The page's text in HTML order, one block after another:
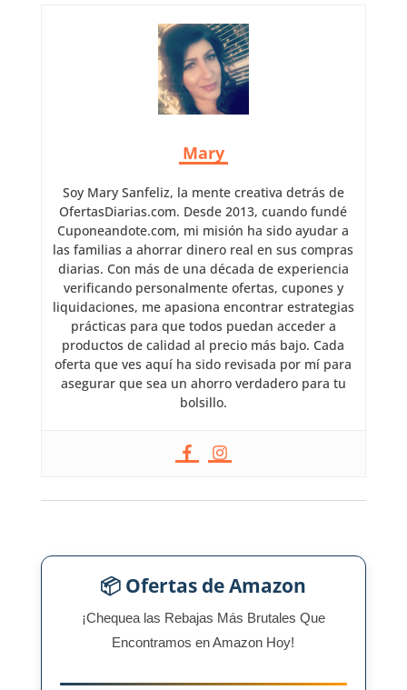
Mary
Soy Mary Sanfeliz, la mente creativa detrás de
OfertasDiarias.com. Desde 2013, cuando fundé
Cuponeandote.com, mi misión ha sido ayudar a
las familias a ahorrar dinero real en sus compras
diarias. Con más de una década de experiencia
verificando personalmente ofertas, cupones y
liquidaciones, me apasiona encontrar estrategias
prácticas para que todos puedan acceder a
productos de calidad al precio más bajo. Cada
oferta que ves aquí ha sido revisada por mí para
asegurar que sea un ahorro verdadero para tu
bolsillo.
📦 Ofertas de Amazon
¡Chequea las Rebajas Más Brutales Que
Encontramos en Amazon Hoy!